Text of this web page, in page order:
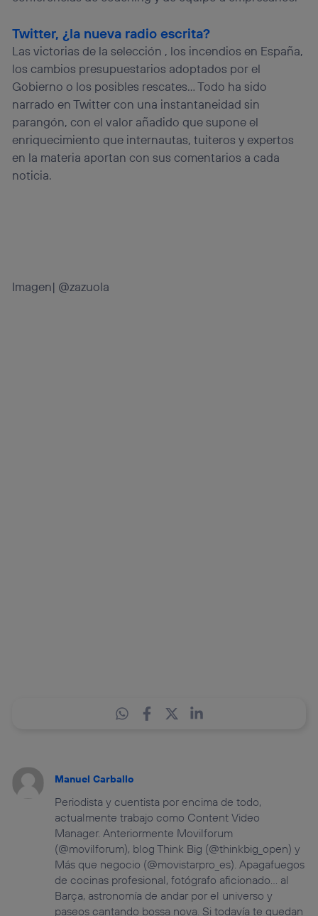
Twitter, ¿la nueva radio escrita?
Las victorias de la selección , los incendios en España,
los cambios presupuestarios adoptados por el
Gobierno o los posibles rescates… Todo ha sido
narrado en Twitter con una instantaneidad sin
parangón, con el valor añadido que supone el
enriquecimiento que internautas, tuiteros y expertos
en la materia aportan con sus comentarios a cada
noticia.
Imagen| @zazuola
Manuel Carballo
Periodista y cuentista por encima de todo,
actualmente trabajo como Content Video
Manager. Anteriormente Movilforum
(@movilforum), blog Think Big (@thinkbig_open) y
Más que negocio (@movistarpro_es). Apagafuegos
de cocinas profesional, fotógrafo aficionado… al
Barça, astronomía de andar por el universo y
paseos cantando bossa nova. Si todavía te quedan